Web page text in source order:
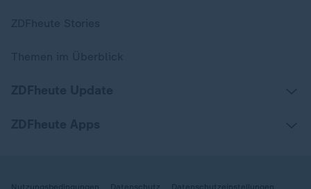
Nutzungsbedingungen Datenschutz Datenschutzeinstellungen